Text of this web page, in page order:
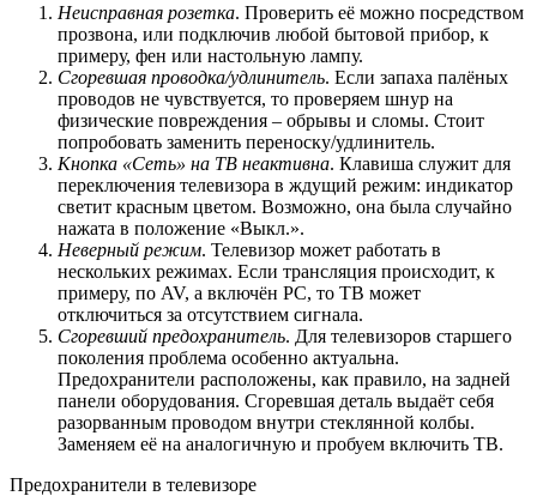
Неисправная розетка. Проверить её можно посредством
прозвона, или подключив любой бытовой прибор, к
примеру, фен или настольную лампу.
Сгоревшая проводка/удлинитель. Если запаха палёных
проводов не чувствуется, то проверяем шнур на
физические повреждения – обрывы и сломы. Стоит
попробовать заменить переноску/удлинитель.
Кнопка «Сеть» на ТВ неактивна. Клавиша служит для
переключения телевизора в ждущий режим: индикатор
светит красным цветом. Возможно, она была случайно
нажата в положение «Выкл.».
Неверный режим. Телевизор может работать в
нескольких режимах. Если трансляция происходит, к
примеру, по AV, а включён РС, то ТВ может
отключиться за отсутствием сигнала.
Сгоревший предохранитель. Для телевизоров старшего
поколения проблема особенно актуальна.
Предохранители расположены, как правило, на задней
панели оборудования. Сгоревшая деталь выдаёт себя
разорванным проводом внутри стеклянной колбы.
Заменяем её на аналогичную и пробуем включить ТВ.
Предохранители в телевизоре